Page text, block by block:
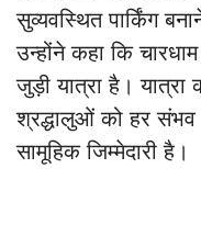
सुव्यवस्थित पार्किंग
उन्होंने कहा कि
जुड़ी यात्रा है। यात्रा
श्रद्धालुओं को हर संभव
सामूहिक जिम्मेदारी है।